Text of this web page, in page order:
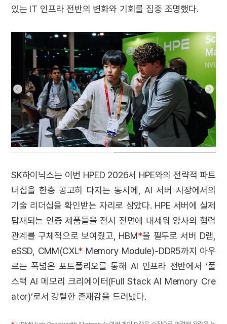
있는 IT 인프라 전반의 변화와 기회를 집중 조명했다.
SK하이닉스는 이번 HPED 2026서 HPE와의 전략적 파트
너십을 한층 공고히 다지는 동시에, AI 서버 시장에서의
기술 리더십을 확인받는 자리로 삼았다. HPE 서버에 실제
탑재되는 인증 제품들을 전시 전면에 내세워 양사의 협력
관계를 구체적으로 보여줬고, HBM*을 필두로 서버 D램,
eSSD, CMM(CXL* Memory Module)-DDR5까지 아우
르는 폭넓은 포트폴리오를 통해 AI 인프라 전반에서 ‘풀
스택 AI 메모리 크리에이터(Full Stack AI Memory Cre
ator)’로서 강렬한 존재감을 드러냈다.